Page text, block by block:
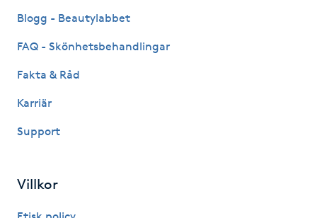
Japansk massage
K18
Blogg - Beautylabbet
FAQ - Skönhetsbehandlingar
Fakta & Råd
Karriär
Support
Villkor